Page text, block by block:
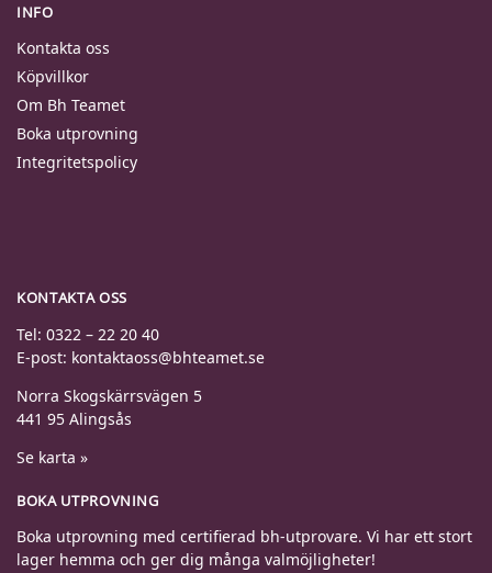
INFO
Kontakta oss
Köpvillkor
Om Bh Teamet
Boka utprovning
Integritetspolicy
KONTAKTA OSS
Tel: 0322 – 22 20 40
E-post: kontaktaoss@bhteamet.se
Norra Skogskärrsvägen 5
441 95 Alingsås
Se karta »
BOKA UTPROVNING
Boka utprovning med certifierad bh-utprovare. Vi har ett stort
lager hemma och ger dig många valmöjligheter!